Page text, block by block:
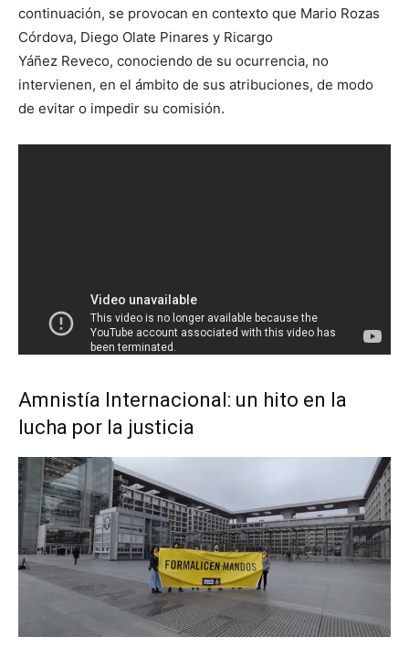
continuación, se provocan en contexto que Mario Rozas
Córdova, Diego Olate Pinares y Ricargo
Yáñez Reveco, conociendo de su ocurrencia, no
intervienen, en el ámbito de sus atribuciones, de modo
de evitar o impedir su comisión.
Amnistía Internacional: un hito en la
lucha por la justicia